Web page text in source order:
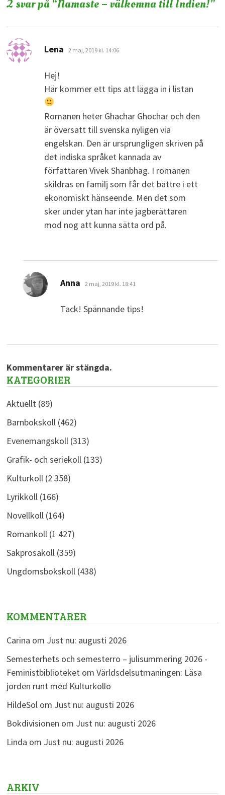
2 svar på “Namaste – välkomna till Indien!”
Lena skriver:
2 maj, 2019 kl. 14:06
Hej!
Här kommer ett tips att lägga in i listan
Romanen heter Ghachar Ghochar och den
är översatt till svenska nyligen via
engelskan. Den är ursprungligen skriven på
det indiska språket kannada av
författaren Vivek Shanbhag. I romanen
skildras en familj som får det bättre i ett
ekonomiskt hänseende. Men det som
sker under ytan har inte jagberättaren
mod nog att kunna sätta ord på.
Anna skriver:
2 maj, 2019 kl. 18:41
Tack! Spännande tips!
Kommentarer är stängda.
KATEGORIER
Aktuellt(89)
Barnbokskoll(462)
Evenemangskoll(313)
Grafik- och seriekoll(133)
Kulturkoll(2 358)
Lyrikkoll(166)
Novellkoll(164)
Romankoll(1 427)
Sakprosakoll(359)
Ungdomsbokskoll(438)
KOMMENTARER
Carina om Just nu: augusti 2026
Semesterhets och semesterro – julisummering 2026 -
Feministbiblioteketom Världsdelsutmaningen: Läsa
jorden runt med Kulturkollo
HildeSolom Just nu: augusti 2026
Bokdivisionen om Just nu: augusti 2026
Linda om Just nu: augusti 2026
ARKIV